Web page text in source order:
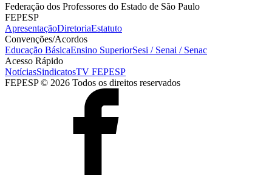
Federação dos Professores do Estado de São Paulo
FEPESP
ApresentaçãoDiretoriaEstatuto
Convenções/Acordos
Educação BásicaEnsino SuperiorSesi / Senai / Senac
Acesso Rápido
NotíciasSindicatosTV FEPESP
FEPESP © 2026 Todos os direitos reservados